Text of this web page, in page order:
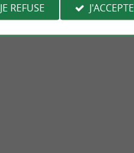
JE REFUSE J'ACCEPTE